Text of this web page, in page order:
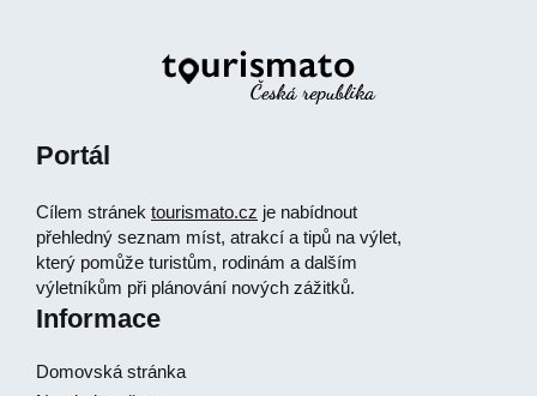
Portál
Cílem stránek tourismato.cz je nabídnout
přehledný seznam míst, atrakcí a tipů na výlet,
který pomůže turistům, rodinám a dalším
výletníkům při plánování nových zážitků.
Informace
Domovská stránka